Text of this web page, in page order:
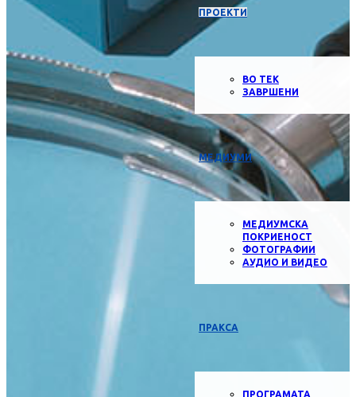
ПРОЕКТИ
ВО ТЕК
ЗАВРШЕНИ
МЕДИУМИ
МЕДИУМСКА
ПОКРИЕНОСТ
ФОТОГРАФИИ
АУДИО И ВИДЕО
ПРАКСА
ПРОГРАМАТА